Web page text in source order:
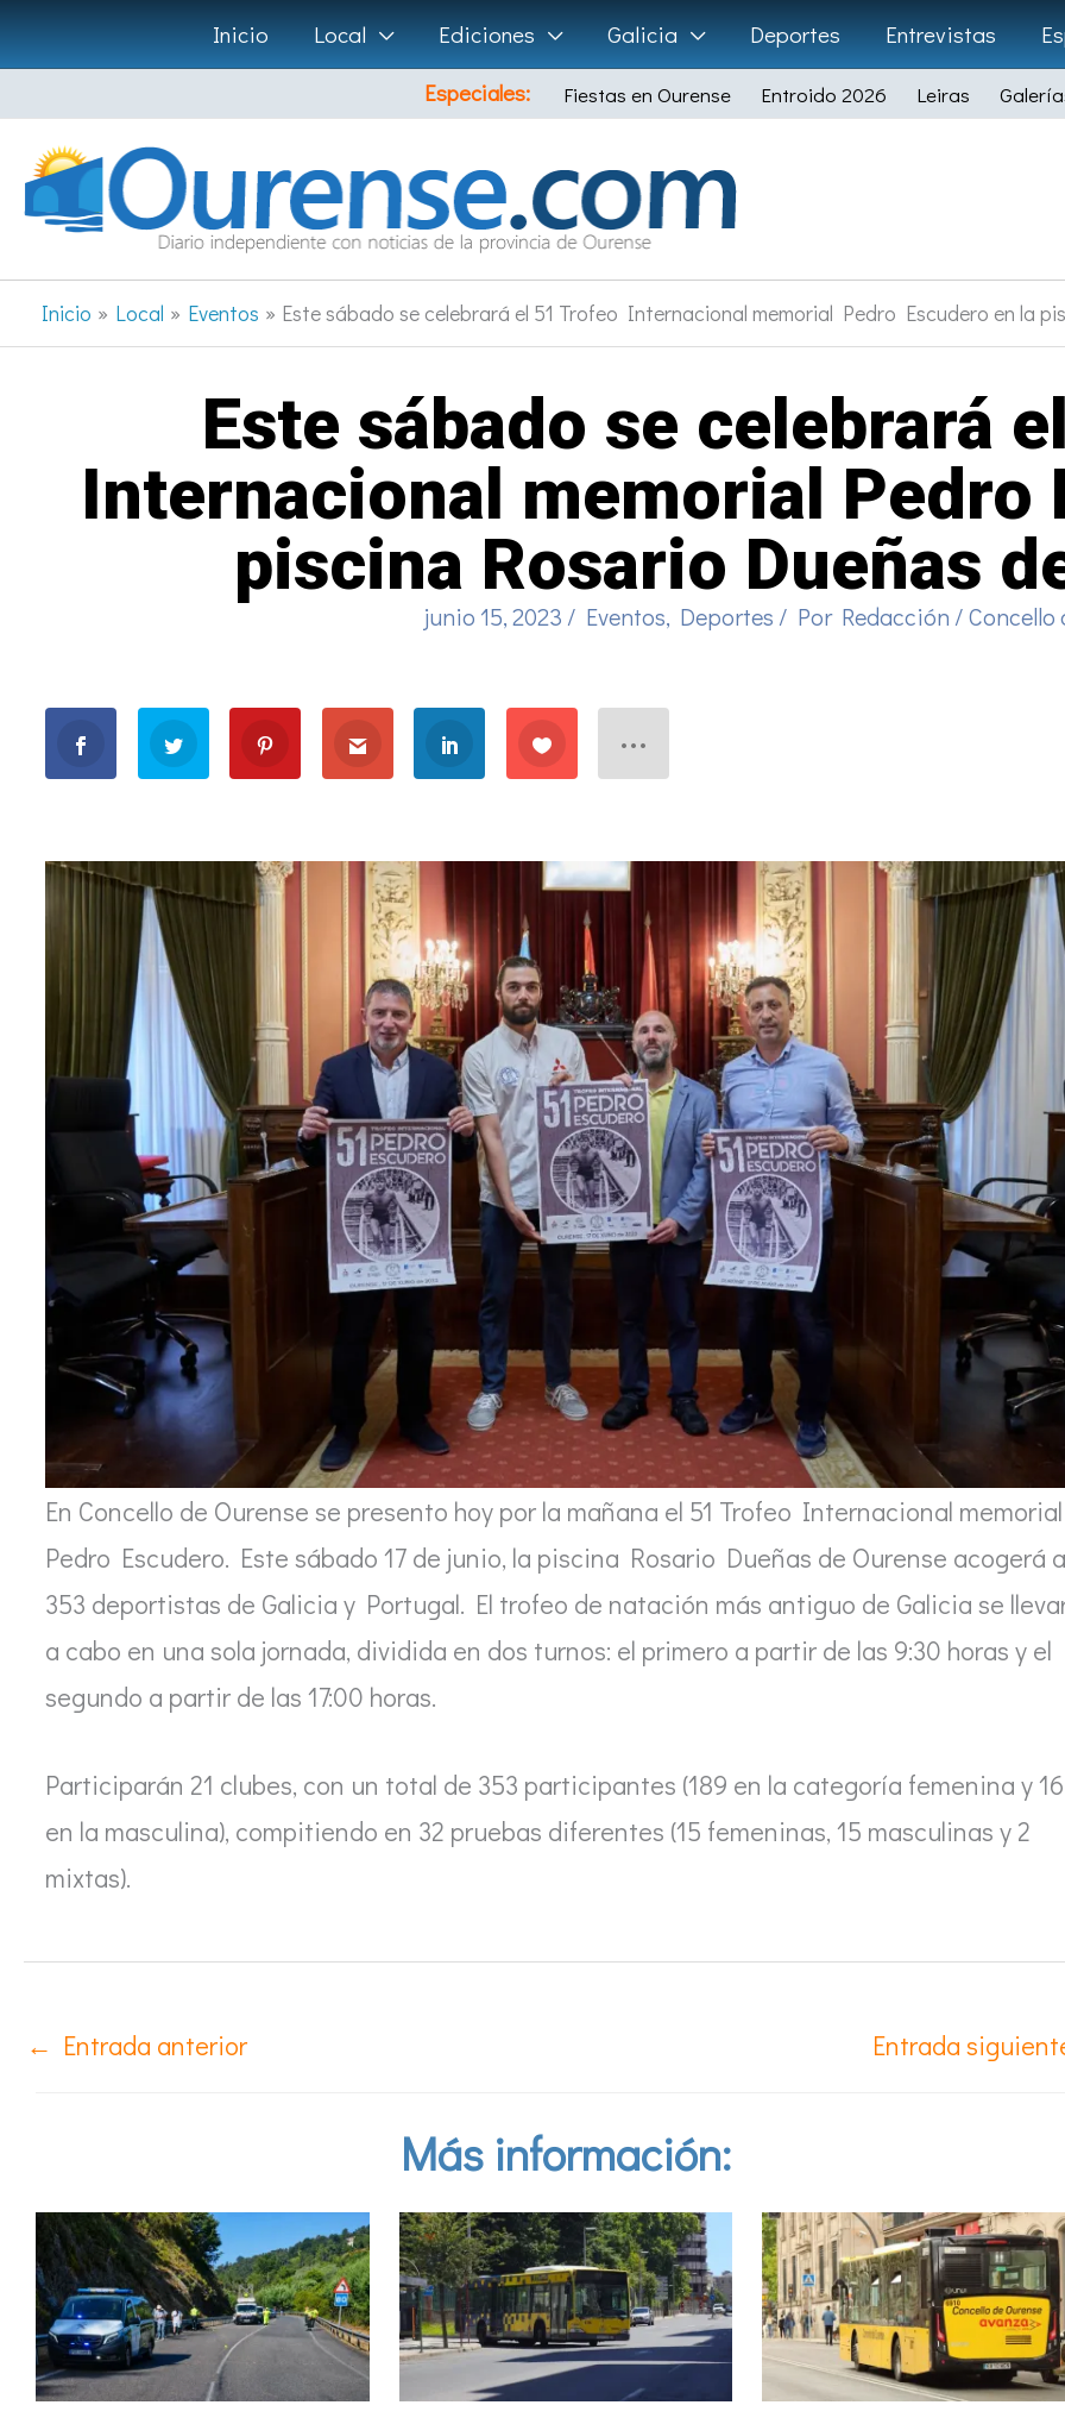
Ir
al
contenido
Inicio Local Ediciones Galicia Deportes Entrevistas
Especiales:
Fiestas en Ourense Entroido 2026 Leiras
Inicio Local Eventos Este sábado se celebrará el 51 Trofeo Internacional memorial Pedro Escudero en la
Este sábado se celebrará
Internacional memorial Pedro
piscina Rosario Dueñas
junio 15, 2023 / Eventos, Deportes / Por Redacción /Concello
En Concello de Ourense se presento hoy por la mañana el 51 Trofeo Internacional memorial
Pedro Escudero. Este sábado 17 de junio, la piscina Rosario Dueñas de Ourense acogerá a
353 deportistas de Galicia y Portugal. El trofeo de natación más antiguo de Galicia se
a cabo en una sola jornada, dividida en dos turnos: el primero a partir de las 9:30 horas y el
segundo a partir de las 17:00 horas.
Participarán 21 clubes, con un total de 353 participantes (189 en la categoría femenina y
en la masculina), compitiendo en 32 pruebas diferentes (15 femeninas, 15 masculinas y 2
mixtas).
← Entrada anterior Entrada
Más información: